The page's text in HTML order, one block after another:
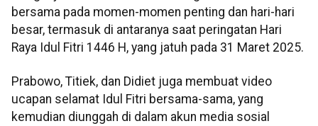
bersama pada momen-momen penting dan hari-hari
besar, termasuk di antaranya saat peringatan Hari
Raya Idul Fitri 1446 H, yang jatuh pada 31 Maret 2025.
Prabowo, Titiek, dan Didiet juga membuat video
ucapan selamat Idul Fitri bersama-sama, yang
kemudian diunggah di dalam akun media sosial